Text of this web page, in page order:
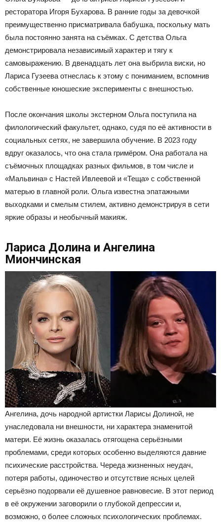
ресторатора Игоря Бухарова. В ранние годы за девочкой
преимущественно присматривала бабушка, поскольку мать
была постоянно занята на съёмках. С детства Ольга
демонстрировала независимый характер и тягу к
самовыражению. В двенадцать лет она выбрила виски, но
Лариса Гузеева отнеслась к этому с пониманием, вспомнив
собственные юношеские эксперименты с внешностью.
После окончания школы экстерном Ольга поступила на
филологический факультет, однако, судя по её активности в
социальных сетях, не завершила обучение. В 2023 году
вдруг оказалось, что она стала гримёром. Она работала на
съёмочных площадках разных фильмов, в том числе и
«Мальвина» с Настей Ивлеевой и «Теща» с собственной
матерью в главной роли. Ольга известна эпатажными
выходками и смелым стилем, активно демонстрируя в сети
яркие образы и необычный макияж.
Лариса Долина и Ангелина
Миончинская
Ангелина, дочь народной артистки Ларисы Долиной, не
унаследовала ни внешности, ни характера знаменитой
матери. Её жизнь оказалась отягощена серьёзными
проблемами, среди которых особенно выделяются давние
психические расстройства. Череда жизненных неудач,
потеря работы, одиночество и отсутствие ясных целей
серьёзно подорвали её душевное равновесие. В этот период
в её окружении заговорили о глубокой депрессии и,
возможно, о более сложных психологических проблемах.